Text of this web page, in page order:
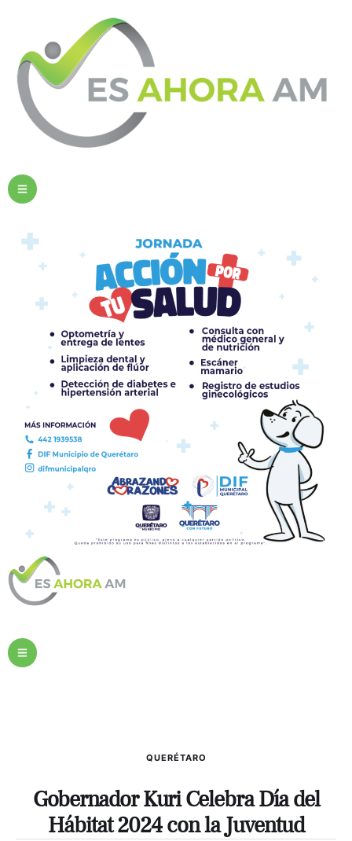
QUERÉTARO
Gobernador Kuri Celebra Día del
Hábitat 2024 con la Juventud